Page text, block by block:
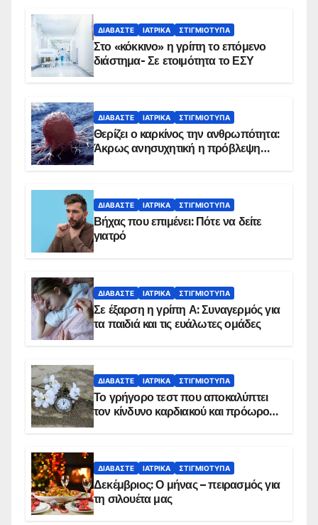
ΔΙΑΒΆΣΤΕ ΙΑΤΡΙΚΆ ΣΤΙΓΜΙΌΤΥΠΑ
Στο «κόκκινο» η γρίπη το επόμενο
διάστημα- Σε ετοιμότητα το ΕΣΥ
ΔΙΑΒΆΣΤΕ ΙΑΤΡΙΚΆ ΣΤΙΓΜΙΌΤΥΠΑ
Θερίζει ο καρκίνος την ανθρωπότητα:
Άκρως ανησυχητική η πρόβλεψη…
ΔΙΑΒΆΣΤΕ ΙΑΤΡΙΚΆ ΣΤΙΓΜΙΌΤΥΠΑ
Βήχας που επιμένει: Πότε να δείτε
γιατρό
ΔΙΑΒΆΣΤΕ ΙΑΤΡΙΚΆ ΣΤΙΓΜΙΌΤΥΠΑ
Σε έξαρση η γρίπη Α: Συναγερμός για
τα παιδιά και τις ευάλωτες ομάδες
ΔΙΑΒΆΣΤΕ ΙΑΤΡΙΚΆ ΣΤΙΓΜΙΌΤΥΠΑ
Το γρήγορο τεστ που αποκαλύπτει
τον κίνδυνο καρδιακού και πρόωρου
ΔΙΑΒΆΣΤΕ ΙΑΤΡΙΚΆ ΣΤΙΓΜΙΌΤΥΠΑ
Δεκέμβριος: Ο μήνας – πειρασμός για
τη σιλουέτα μας